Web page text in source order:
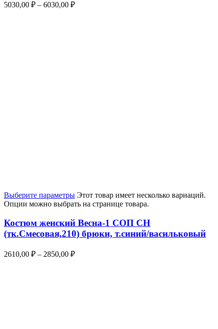
5030,00 ₽ – 6030,00 ₽
Выберите параметры Этот товар имеет несколько вариаций.
Опции можно выбрать на странице товара.
Костюм женский Весна-1 СОП CH
(тк.Смесовая,210) брюки, т.синий/васильковый
2610,00 ₽ – 2850,00 ₽